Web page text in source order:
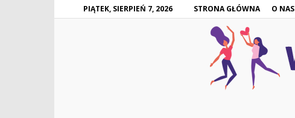
PIĄTEK, SIERPIEŃ 7, 2026 STRONA GŁÓWNA O NAS